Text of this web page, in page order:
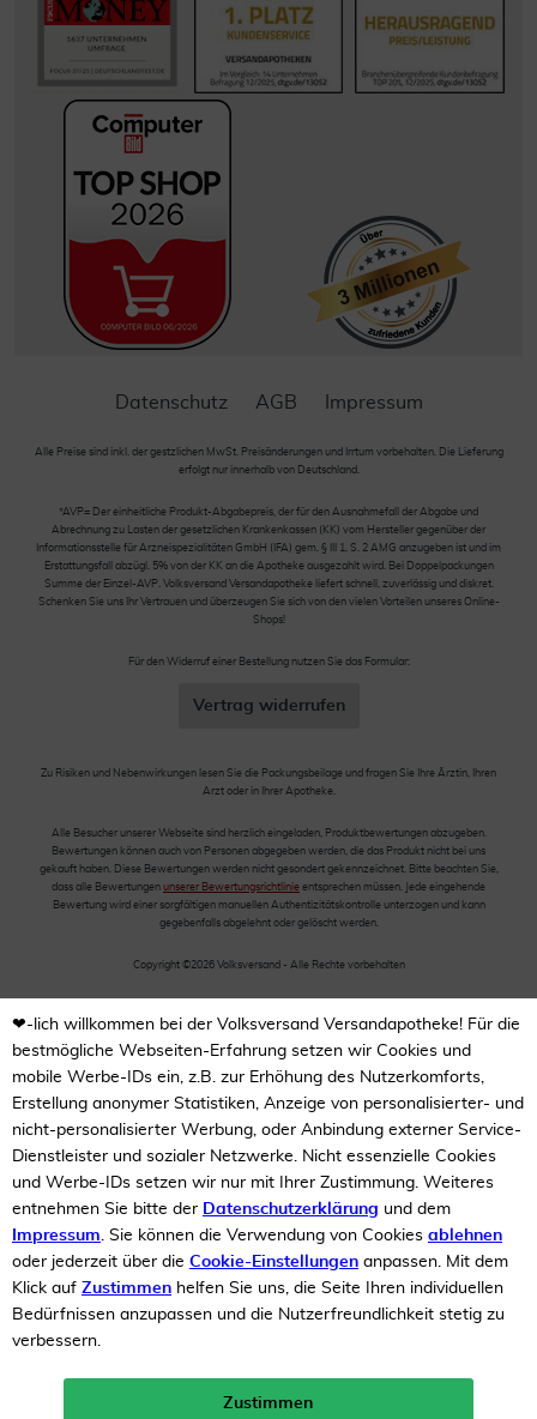
Neukunden-Rabatt ab 49€!
Datenschutz AGB Impressum
Alle Preise sind inkl. der gestzlichen MwSt. Preisänderungen und Irrtum vorbehalten. Die Lieferung
erfolgt nur innerhalb von Deutschland.
*AVP= Der einheitliche Produkt-Abgabepreis, der für den Ausnahmefall der Abgabe und
Abrechnung zu Lasten der gesetzlichen Krankenkassen (KK) vom Hersteller gegenüber der
Informationsstelle für Arzneispezialitäten GmbH (IFA) gem. § III 1, S. 2 AMG anzugeben ist und im
Erstattungsfall abzügl. 5% von der KK an die Apotheke ausgezahlt wird. Bei Doppelpackungen
Summe der Einzel-AVP. Volksversand Versandapotheke liefert schnell, zuverlässig und diskret.
Schenken Sie uns Ihr Vertrauen und überzeugen Sie sich von den vielen Vorteilen unseres Online-
Shops!
Für den Widerruf einer Bestellung nutzen Sie das Formular:
Vertrag widerrufen
Zu Risiken und Nebenwirkungen lesen Sie die Packungsbeilage und fragen Sie Ihre Ärztin, Ihren
Arzt oder in Ihrer Apotheke.
Alle Besucher unserer Webseite sind herzlich eingeladen, Produktbewertungen abzugeben.
Bewertungen können auch von Personen abgegeben werden, die das Produkt nicht bei uns
gekauft haben. Diese Bewertungen werden nicht gesondert gekennzeichnet. Bitte beachten Sie,
dass alle Bewertungen unserer Bewertungsrichtlinie entsprechen müssen. Jede eingehende
Bewertung wird einer sorgfältigen manuellen Authentizitätskontrolle unterzogen und kann
gegebenfalls abgelehnt oder gelöscht werden.
Copyright ©2026 Volksversand - Alle Rechte vorbehalten
❤-lich willkommen bei der Volksversand Versandapotheke! Für die
bestmögliche Webseiten-Erfahrung setzen wir Cookies und
mobile Werbe-IDs ein, z.B. zur Erhöhung des Nutzerkomforts,
Erstellung anonymer Statistiken, Anzeige von personalisierter- und
nicht-personalisierter Werbung, oder Anbindung externer Service-
Dienstleister und sozialer Netzwerke. Nicht essenzielle Cookies
und Werbe-IDs setzen wir nur mit Ihrer Zustimmung. Weiteres
entnehmen Sie bitte der Datenschutzerklärung und dem
Impressum. Sie können die Verwendung von Cookies ablehnen
oder jederzeit über die Cookie-Einstellungen anpassen. Mit dem
Klick auf Zustimmen helfen Sie uns, die Seite Ihren individuellen
Bedürfnissen anzupassen und die Nutzerfreundlichkeit stetig zu
verbessern.
Zustimmen